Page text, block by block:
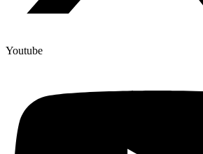
Youtube